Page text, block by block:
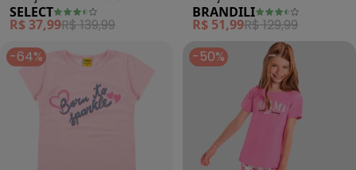
Alça e Short (Rosa)
SELECT
R$ 37,99R$ 139,99
Conchinha (Rosa)
BRANDILI
R$ 51,99R$ 129,99
-64%
-50%